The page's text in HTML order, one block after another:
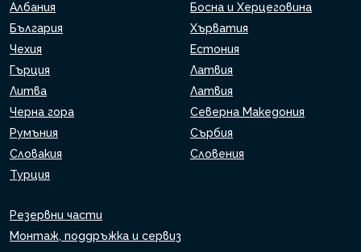
Албания
Босна и Херцеговина
България
Хърватия
Чехия
Естония
Гърция
Латвия
Литва
Латвия
Черна гора
Северна Македония
Румъния
Сърбия
Словакия
Словения
Турция
Резервни части
Монтаж, поддръжка и сервиз